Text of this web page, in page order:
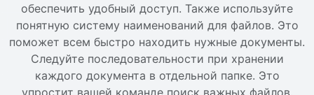
обеспечить удобный доступ. Также используйте
понятную систему наименований для файлов. Это
поможет всем быстро находить нужные документы.
Следуйте последовательности при хранении
каждого документа в отдельной папке. Это
упростит вашей команде поиск важных файлов.